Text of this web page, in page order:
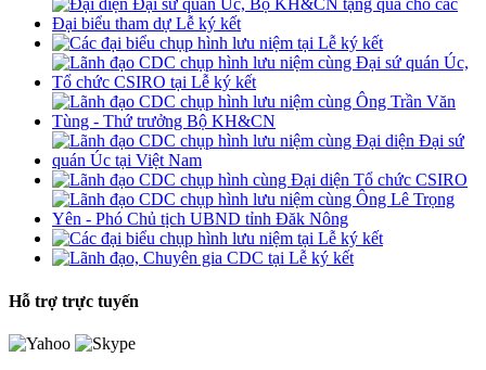
Hỗ trợ trực tuyến